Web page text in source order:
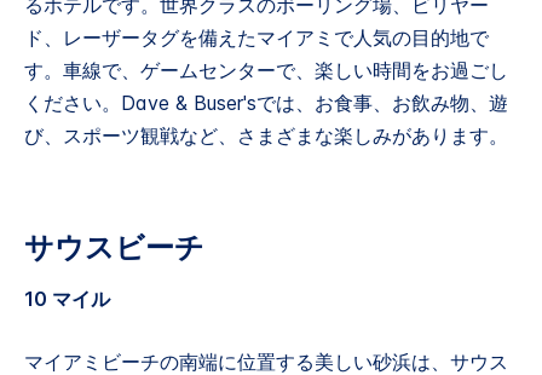
るホテルです。世界クラスのボーリング場、ビリヤー
ド、レーザータグを備えたマイアミで人気の目的地で
す。車線で、ゲームセンターで、楽しい時間をお過ごし
ください。Dave & Buser'sでは、お食事、お飲み物、遊
び、スポーツ観戦など、さまざまな楽しみがあります。
サウスビーチ
10 マイル
マイアミビーチの南端に位置する美しい砂浜は、サウス